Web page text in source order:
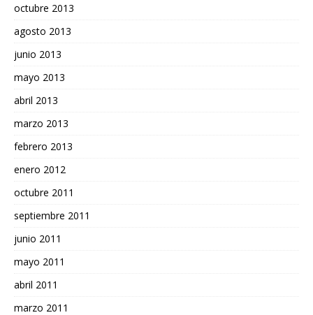
octubre 2013
agosto 2013
junio 2013
mayo 2013
abril 2013
marzo 2013
febrero 2013
enero 2012
octubre 2011
septiembre 2011
junio 2011
mayo 2011
abril 2011
marzo 2011